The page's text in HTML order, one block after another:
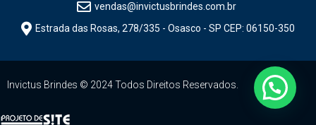
vendas@invictusbrindes.com.br
Estrada das Rosas, 278/335 - Osasco - SP CEP: 06150-350
Invictus Brindes © 2024 Todos Direitos Reservados.